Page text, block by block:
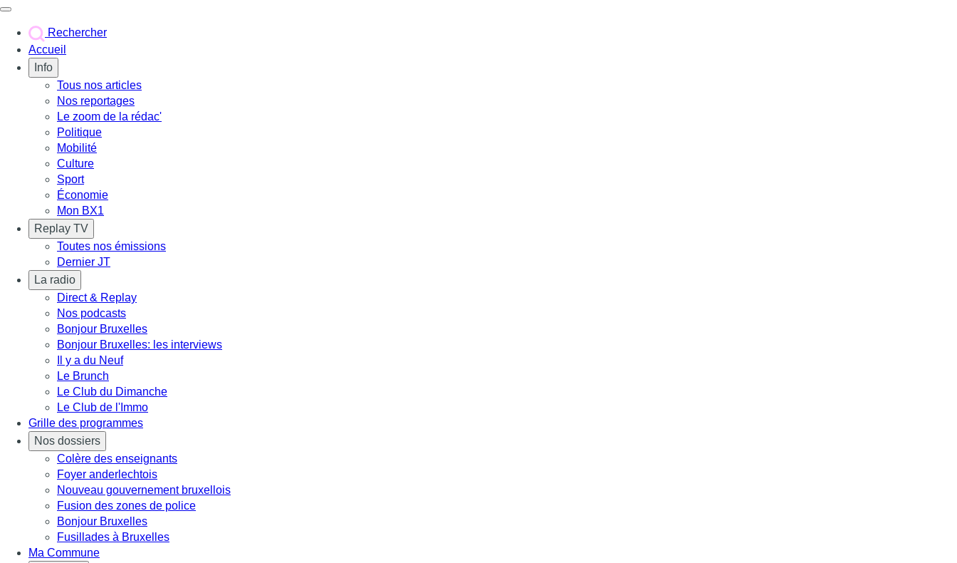
Rechercher
Accueil
Info
Tous nos articles
Nos reportages
Le zoom de la rédac'
Politique
Mobilité
Culture
Sport
Économie
Mon BX1
Replay TV
Toutes nos émissions
Dernier JT
La radio
Direct & Replay
Nos podcasts
Bonjour Bruxelles
Bonjour Bruxelles: les interviews
Il y a du Neuf
Le Brunch
Le Club du Dimanche
Le Club de l'Immo
Grille des programmes
Nos dossiers
Colère des enseignants
Foyer anderlechtois
Nouveau gouvernement bruxellois
Fusion des zones de police
Bonjour Bruxelles
Fusillades à Bruxelles
Ma Commune